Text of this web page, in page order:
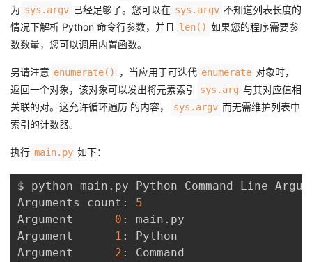
为 sys.argv 已经足够了。您可以在 sys.argv 不知道列表长度的
情况下解析 Python 命令行参数，并且 len() 如果您的程序需要参
数数量，您可以调用内置函数。
另请注意 enumerate() ，当应用于可迭代 enumerate 对象时，
返回一个对象，该对象可以发出将元素索引 sys.arg 与其对应值相
关联的对。这允许循环遍历 的内容，
sys.argv 而无需维护列表中
索引的计数器。
执行 main.py 如下：
$ python main.py Python Command Line
Arguments count: 5
Argument 0 : main.py
Argument
1 : Python
Argument 2 : Command